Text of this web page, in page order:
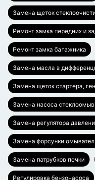
Замена щеток
Ремонт замка передних и
Ремонт замка багажника
Замена масла в
Замена щеток стартера,
Замена насоса
Замена регулятора
Замена форсунки
Замена патрубков печки
Регулировка бензонасоса